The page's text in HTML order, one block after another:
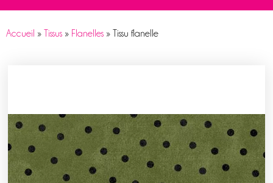
Accueil » Tissus » Flanelles » Tissu flanelle